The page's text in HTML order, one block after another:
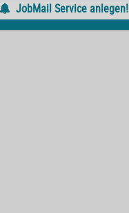
JobMail Service anlegen!